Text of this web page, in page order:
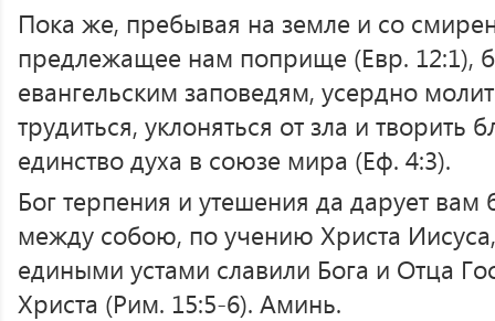
Пока же, пребывая на земле и со
предлежащее нам поприще (Евр. 12:1),
евангельским заповедям, усердно
трудиться, уклоняться от зла и творить
единство духа в союзе мира (Еф. 4:3).
Бог терпения и утешения да дарует
между собою, по учению Христа
едиными устами славили Бога и Отца
Христа (Рим. 15:5-6). Аминь.